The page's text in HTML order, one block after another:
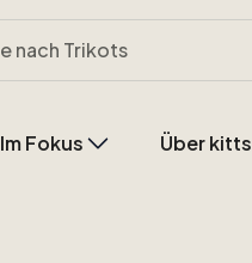
Im Fokus Über kitts